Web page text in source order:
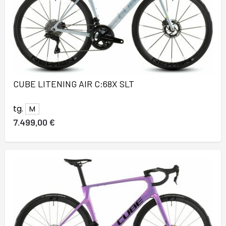
CUBE LITENING AIR C:68X SLT
tg. M
7.499,00 €